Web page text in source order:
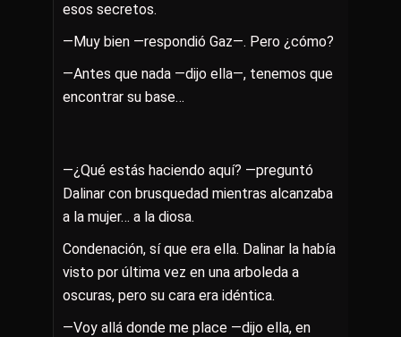
esos secretos.
—Muy bien —respondió Gaz—. Pero ¿cómo?
—Antes que nada —dijo ella—, tenemos que
encontrar su base…
—¿Qué estás haciendo aquí? —preguntó
Dalinar con brusquedad mientras alcanzaba
a la mujer… a la diosa.
Condenación, sí que era ella. Dalinar la había
visto por última vez en una arboleda a
oscuras, pero su cara era idéntica.
—Voy allá donde me place —dijo ella, en